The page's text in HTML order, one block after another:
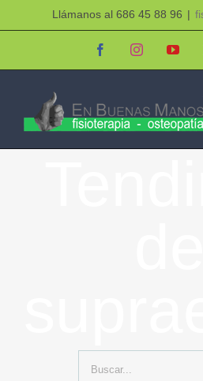
contenido
Llámanos al 686 45 88 96 |
FacebookInstagram
Buscar: